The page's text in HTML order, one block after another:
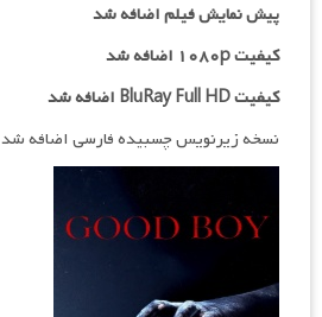
پیش نمایش فیلم اضافه شد
کیفیت ۱۰۸۰p اضافه شد
کیفیت BluRay Full HD اضافه شد
نسخه زیرنویس چسبیده فارسی اضافه شد